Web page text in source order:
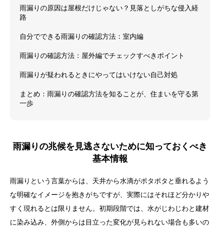
雨漏りの原因は屋根だけじゃない？見落としがちな侵入経
路
自分でできる雨漏りの確認方法：室内編
雨漏りの確認方法：屋外編でチェックすべきポイント
雨漏りが疑われるときにやってはいけない自己対処
まとめ：雨漏りの確認方法を知ることが、住まいを守る第
一歩
雨漏りの兆候を見逃さないために知っておくべき
基本情報
雨漏りという言葉からは、天井から水滴がポタポタと垂れるよう
な明確なイメージを抱きがちですが、実際にはそれほど分かりや
すく現れるとは限りません。初期段階では、水がじわじわと建材
に染み込み、外側からは目立った変化が見られない場合も多いの